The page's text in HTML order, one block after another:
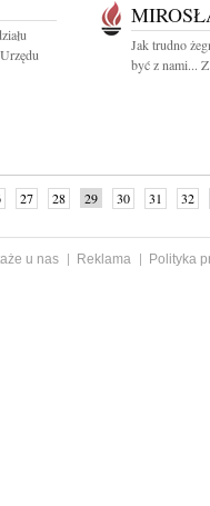
Jak trudno
być z nami...
27 28 29 30 31
32
u nas Reklama
Polityka